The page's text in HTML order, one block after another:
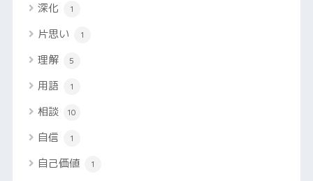
深化 1
片思い 1
理解 5
用語 1
相談 10
自信 1
自己価値 1